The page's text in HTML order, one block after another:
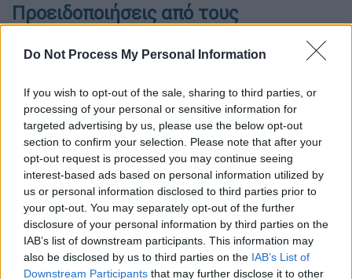
Do Not Process My Personal Information
If you wish to opt-out of the sale, sharing to third parties, or
processing of your personal or sensitive information for
targeted advertising by us, please use the below opt-out
section to confirm your selection. Please note that after your
opt-out request is processed you may continue seeing
interest-based ads based on personal information utilized by
us or personal information disclosed to third parties prior to
your opt-out. You may separately opt-out of the further
disclosure of your personal information by third parties on the
IAB’s list of downstream participants. This information may
also be disclosed by us to third parties on the IAB’s List of
Downstream Participants that may further disclose it to other
Προειδοποιήσεις από τους
άνοιγμα των σχολείωνθα προκαλέσει
διασπορά των ιώσεων, που θα επηρεάσει και
ανθρώπουςμεγαλύτερων ηλικιών, με τις
προβλέψεις να δείχνουν διπλασιασμό
κρουσμάτων γρίπης και αναπνευστικών ιών
έως τατέλη Ιανουαρίου, που θα επιδεινώσει
τοσοβαρό πρόβλημα της έλλειψης
φαρμάκων .
Οι φαρμακευτικές εταιρίες πάντως άνοιξαν